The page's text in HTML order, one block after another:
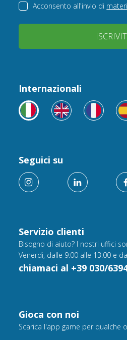
Acconsento all'invio di
Servizio clienti
Bisogno di aiuto? I nostri uffici
Venerdì, dalle 9:00 alle 13:00 e
chiamaci al +39 030/
Internazionali
Seguici su
Gioca con noi
Scarica l'app game per qualche